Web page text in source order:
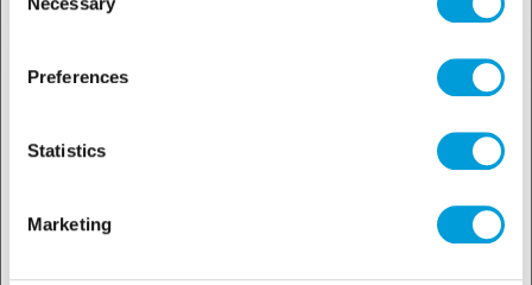
Selection
Preferences
Statistics
Marketing